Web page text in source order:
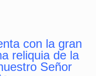
con la gran
reliquia de la
Señor